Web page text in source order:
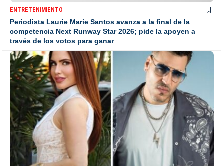
ENTRETENIMIENTO
Periodista Laurie Marie Santos avanza a la final de la
competencia Next Runway Star 2026; pide la apoyen a
través de los votos para ganar